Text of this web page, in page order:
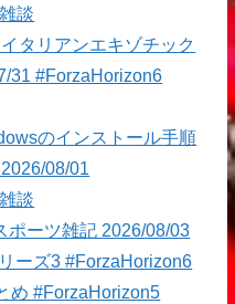
談
タリアンエキゾチック
31 #ForzaHorizon6
のインストール手順
08/01
談
ポーツ雑記 2026/08/03
ーズ3 #ForzaHorizon6
め #ForzaHorizon5